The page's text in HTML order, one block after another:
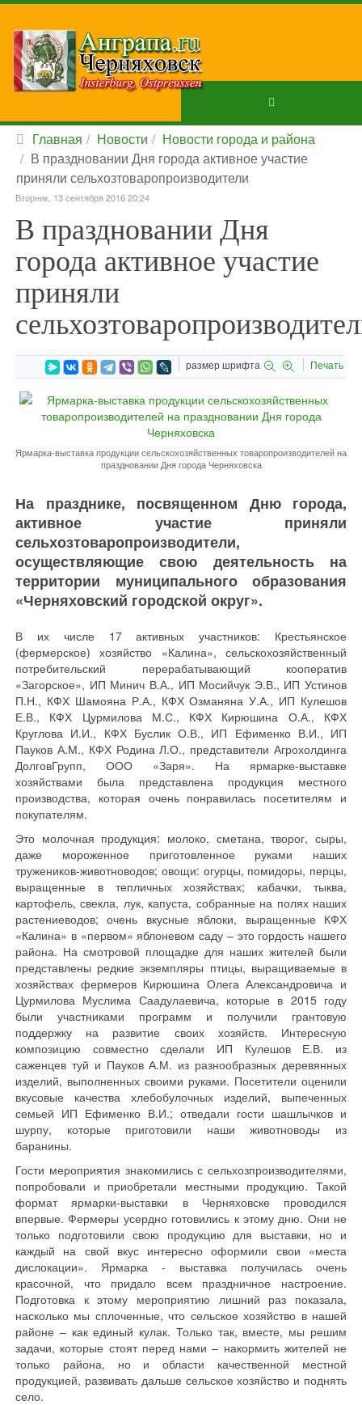
Главная Новости
Новости города и района
В праздновании Дня города активное участие
приняли сельхозтоваропроизводители
Вторник, 13 сентября 2016 20:24
В праздновании Дня
города активное участие
приняли
размер шрифта Печать
Ярмарка-выставка продукции сельскохозяйственных товаропроизводителей на
праздновании Дня города Черняховска
На празднике, посвященном Дню города,
активное участие приняли
сельхозтоваропроизводители,
осуществляющие свою деятельность на
территории муниципального образования
«Черняховский городской округ».
В их числе 17 активных участников: Крестьянское
(фермерское) хозяйство «Калина», сельскохозяйственный
потребительский перерабатывающий кооператив
«Загорское», ИП Минич В.А., ИП Мосийчук Э.В., ИП Устинов
П.Н., КФХ Шамояна Р.А., КФХ Озманяна У.А., ИП Кулешов
Е.В., КФХ Цурмилова М.С., КФХ Кирюшина О.А., КФХ
Круглова И.И., КФХ Буслик О.В., ИП Ефименко В.И., ИП
Пауков А.М., КФХ Родина Л.О., представители Агрохолдинга
ДолговГрупп, ООО «Заря». На ярмарке-выставке
хозяйствами была представлена продукция местного
производства, которая очень понравилась посетителям и
покупателям.
Это молочная продукция: молоко, сметана, творог, сыры,
даже мороженное приготовленное руками наших
тружеников-животноводов; овощи: огурцы, помидоры, перцы,
выращенные в тепличных хозяйствах; кабачки, тыква,
картофель, свекла, лук, капуста, собранные на полях наших
растениеводов; очень вкусные яблоки, выращенные КФХ
«Калина» в «первом» яблоневом саду – это гордость нашего
района. На смотровой площадке для наших жителей были
представлены редкие экземпляры птицы, выращиваемые в
хозяйствах фермеров Кирюшина Олега Александровича и
Цурмилова Муслима Саадулаевича, которые в 2015 году
были участниками программ и получили грантовую
поддержку на развитие своих хозяйств. Интересную
композицию совместно сделали ИП Кулешов Е.В. из
саженцев туй и Пауков А.М. из разнообразных деревянных
изделий, выполненных своими руками. Посетители оценили
вкусовые качества хлебобулочных изделий, выпеченных
семьей ИП Ефименко В.И.; отведали гости шашлычков и
шурпу, которые приготовили наши животноводы из
баранины.
Гости мероприятия знакомились с сельхозпроизводителями,
попробовали и приобретали местными продукцию. Такой
формат ярмарки-выставки в Черняховске проводился
впервые. Фермеры усердно готовились к этому дню. Они не
только подготовили свою продукцию для выставки, но и
каждый на свой вкус интересно оформили свои «места
дислокации». Ярмарка - выставка получилась очень
красочной, что придало всем праздничное настроение.
Подготовка к этому мероприятию лишний раз показала,
насколько мы сплоченные, что сельское хозяйство в нашей
районе – как единый кулак. Только так, вместе, мы решим
задачи, которые стоят перед нами – накормить жителей не
только района, но и области качественной местной
продукцией, развивать дальше сельское хозяйство и поднять
село.